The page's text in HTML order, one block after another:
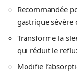
Recommandée
gastrique sévère
Transforme la
qui réduit le
Modifie